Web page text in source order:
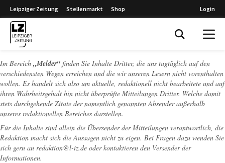
Leipziger Zeitung Stellenmarkt Shop Login
Im Bereich „Melder“ finden Sie Inhalte Dritter, die uns tagtäglich auf den
verschiedensten Wegen erreichen und die wir unseren Lesern nicht vorenthalten
wollen. Es handelt sich also um aktuelle, redaktionell nicht bearbeitete und auf
ihren Wahrheitsgehalt hin nicht überprüfte Mitteilungen Dritter. Welche damit
stets durchgehende Zitate der namentlich genannten Absender außerhalb
unseres redaktionellen Bereiches darstellen.
Für die Inhalte sind allein die Übersender der Mitteilungen verantwortlich, die
Redaktion macht sich die Aussagen nicht zu eigen. Bei Fragen dazu wenden Sie
sich gern an redaktion@l-iz.de oder kontaktieren den Versender der
Informationen.